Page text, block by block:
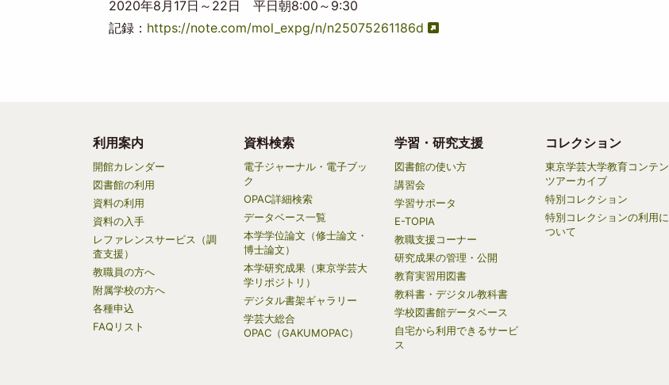
2020年8月17日～22日 平日朝8:00～9:30
記録： https://note.com/mol_expg/n/n25075261186d
Main
navigation
利用案内
開館カレンダー
図書館の利用
資料の利用
資料の入手
レファレンスサービス（調
査支援）
教職員の方へ
附属学校の方へ
各種申込
FAQリスト
資料検索
電子ジャーナル・電子ブッ
ク
OPAC詳細検索
データベース一覧
本学学位論文（修士論文・
博士論文）
本学研究成果（東京学芸大
学リポジトリ）
デジタル書架ギャラリー
学芸大総合
OPAC（GAKUMOPAC）
学習・研究支援
図書館の使い方
講習会
学習サポータ
E-TOPIA
教職支援コーナー
研究成果の管理・公開
教育実習用図書
教科書・デジタル教科書
学校図書館データベース
自宅から利用できるサービ
ス
コレクション
東京学芸大学教育コンテン
ツアーカイブ
特別コレクション
特別コレクションの利用に
ついて